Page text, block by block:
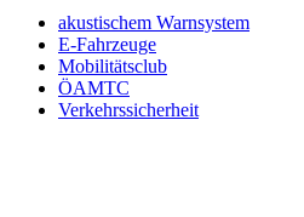
akustischem Warnsystem
E-Fahrzeuge
Mobilitätsclub
ÖAMTC
Verkehrssicherheit